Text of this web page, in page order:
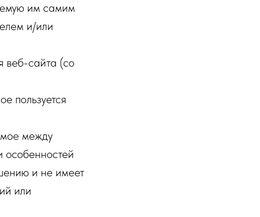
им самим
и/или
веб-сайта (со
пользуется
между
и не имеет
или